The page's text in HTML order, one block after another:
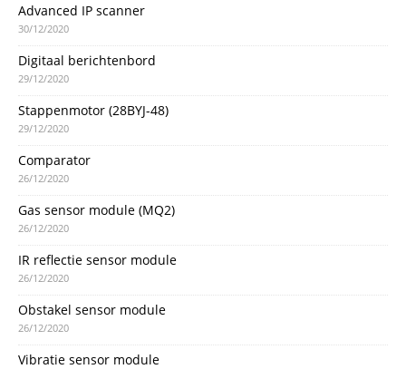
Advanced IP scanner
30/12/2020
Digitaal berichtenbord
29/12/2020
Stappenmotor (28BYJ-48)
29/12/2020
Comparator
26/12/2020
Gas sensor module (MQ2)
26/12/2020
IR reflectie sensor module
26/12/2020
Obstakel sensor module
26/12/2020
Vibratie sensor module